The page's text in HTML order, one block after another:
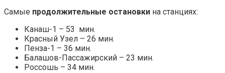
Самые продолжительные остановки на станциях:
Канаш-1 – 53 мин.
Красный Узел – 26 мин.
Пенза-1 – 36 мин.
Балашов-Пассажирский – 23 мин.
Россошь – 34 мин.